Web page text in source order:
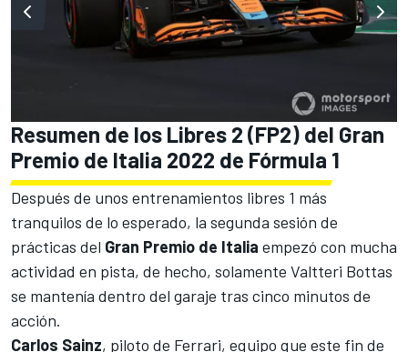
Resumen de los Libres 2 (FP2) del Gran
Premio de Italia 2022 de Fórmula 1
Después de unos entrenamientos libres 1 más
tranquilos de lo esperado, la segunda sesión de
prácticas del Gran Premio de Italia empezó con mucha
actividad en pista, de hecho, solamente Valtteri Bottas
se mantenía dentro del garaje tras cinco minutos de
acción.
Carlos Sainz, piloto de Ferrari, equipo que este fin de